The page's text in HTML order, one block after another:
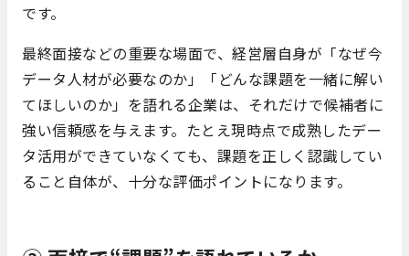
です。
最終面接などの重要な場面で、経営層自身が「なぜ今
データ人材が必要なのか」「どんな課題を一緒に解い
てほしいのか」を語れる企業は、それだけで候補者に
強い信頼感を与えます。たとえ現時点で成熟したデー
タ活用ができていなくても、課題を正しく認識してい
ること自体が、十分な評価ポイントになります。